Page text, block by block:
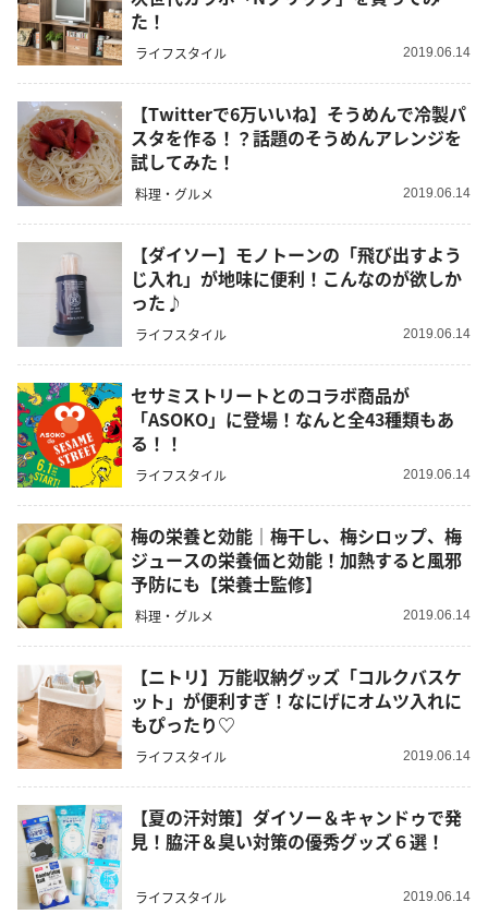
た！
ライフスタイル 2019.06.14
【Twitterで6万いいね】そうめんで冷製パ
スタを作る！？話題のそうめんアレンジを
試してみた！
料理・グルメ 2019.06.14
【ダイソー】モノトーンの「飛び出すよう
じ入れ」が地味に便利！こんなのが欲しか
った♪
ライフスタイル 2019.06.14
セサミストリートとのコラボ商品が
「ASOKO」に登場！なんと全43種類もあ
る！！
ライフスタイル 2019.06.14
梅の栄養と効能｜梅干し、梅シロップ、梅
ジュースの栄養価と効能！加熱すると風邪
予防にも【栄養士監修】
料理・グルメ 2019.06.14
【ニトリ】万能収納グッズ「コルクバスケ
ット」が便利すぎ！なにげにオムツ入れに
もぴったり♡
ライフスタイル 2019.06.14
【夏の汗対策】ダイソー＆キャンドゥで発
見！脇汗＆臭い対策の優秀グッズ６選！
ライフスタイル 2019.06.14